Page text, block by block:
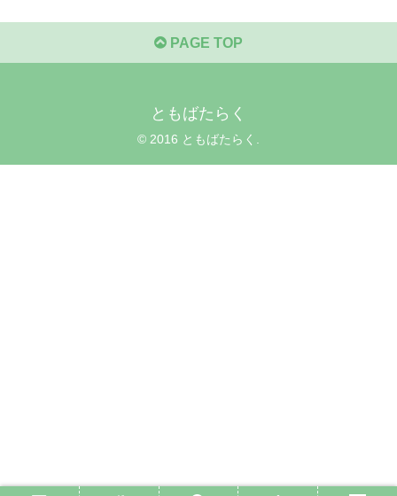
PAGE TOP
ともばたらく
© 2016 ともばたらく.